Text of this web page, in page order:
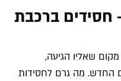
חסידים ברכבת
שאליו הגיעה,
החדש. מה גרם לחסידות